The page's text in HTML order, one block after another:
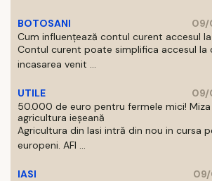
BOTOSANI
09/
Cum influențează contul curent accesul
Contul curent poate simplifica accesul la
incasarea venit ...
UTILE
09/
50.000 de euro pentru fermele mici!
agricultura ieșeană
Agricultura din Iasi intră din nou in cursa
europeni. AFI ...
IASI